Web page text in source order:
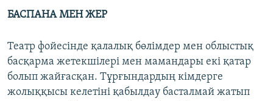
БАСПАНА МЕН ЖЕР
Театр фойесінде қалалық бөлімдер мен облыстық
басқарма жетекшілері мен мамандары екі қатар
болып жайғасқан. Тұрғындардың кімдерге
жолыққысы келетіні қабылдау басталмай жатып